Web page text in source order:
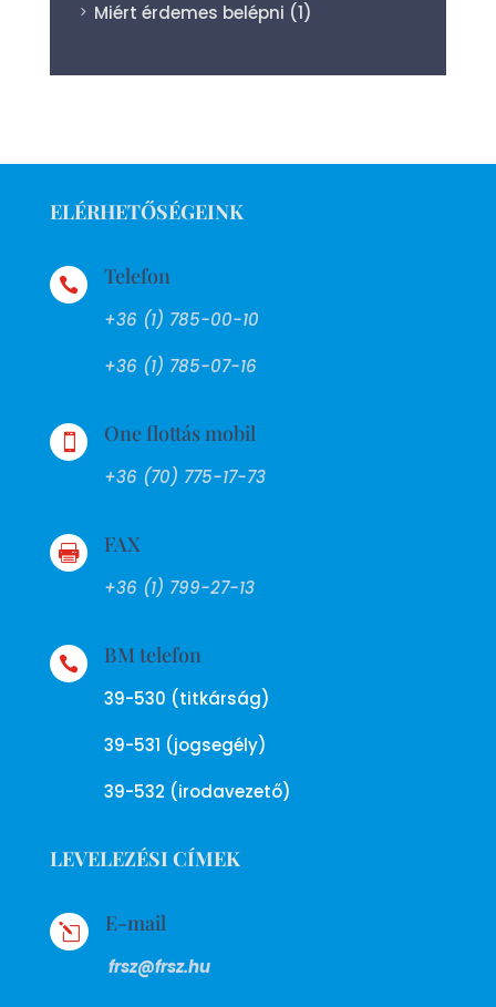
Miért érdemes belépni (1)
ELÉRHETŐSÉGEINK
 Telefon
+36 (1) 785-00-10
+36 (1) 785-07-16
 One flottás mobil
+36 (70) 775-17-73
 FAX
+36 (1) 799-27-13
 BM telefon
39-530 (titkárság)
39-531 (jogsegély)
39-532 (irodavezető)
LEVELEZÉSI CÍMEK
l E-mail
frsz@frsz.hu